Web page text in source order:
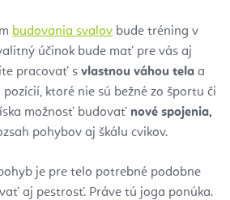
budovania svalov bude tréning v
účinok bude mať pre vás aj
pracovať s vlastnou váhou tela a
ktoré nie sú bežné zo športu či
možnosť budovať nové spojenia,
pohybov aj škálu cvikov.
je pre telo potrebné podobne
aj pestrosť. Práve tú joga ponúka.